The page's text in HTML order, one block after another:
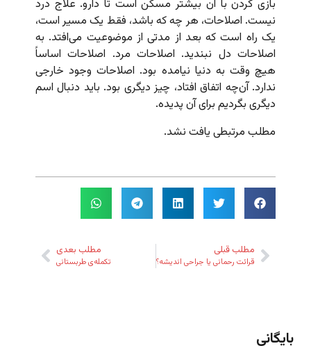
بازی کردن با آن بیشتر مسکن است تا دارو. علاج درد
نیست. اصلاحات، هر چه که باشد،‌ فقط یک مسیر است،
یک راه است که بعد از مدتی از موضوعیت می‌افتد. به
اصلاحات دل نبندید. اصلاحات مرد. اصلاحات اساساً
هیچ وقت به دنیا نیامده بود. اصلاحات وجود خارجی
ندارد. آن‌چه اتفاق افتاد، چیز دیگری بود. باید دنبال اسم
دیگری بگردیم برای آن پدیده.
مطلب مرتبطی یافت نشد.
مطلب قبلی
قرائت رحمانی یا جراحی اندیشه؟
مطلب بعدی
تکمله‌ی طربستانی
بایگانی